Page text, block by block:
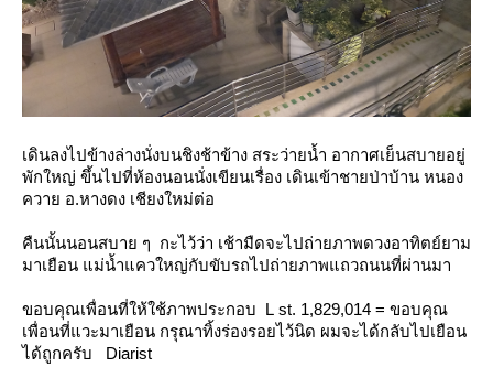
เดินลงไปข้างล่างนั่งบนชิงช้าข้าง สระว่ายน้ำ อากาศเย็นสบายอยู่
พักใหญ่ ขึ้นไปที่ห้องนอนนั่งเขียนเรื่อง เดินเข้าชายป่าบ้าน หนอง
ควาย อ.หางดง เชียงใหม่ต่อ
คืนนั้นนอนสบาย ๆ กะไว้ว่า เช้ามืดจะไปถ่ายภาพดวงอาทิตย์ยาม
มาเยือน แม่น้ำแควใหญ่กับขับรถไปถ่ายภาพแถวถนนที่ผ่านมา
ขอบคุณเพื่อนที่ให้ใช้ภาพประกอบ L st. 1,829,014 = ขอบคุณ
เพื่อนที่แวะมาเยือน กรุณาทิ้งร่องรอยไว้นิด ผมจะได้กลับไปเยือน
ได้ถูกครับ
Diarist